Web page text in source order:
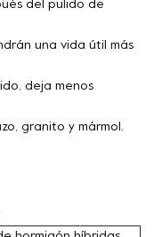
del pulido de
una vida útil más
deja menos
granito y mármol.